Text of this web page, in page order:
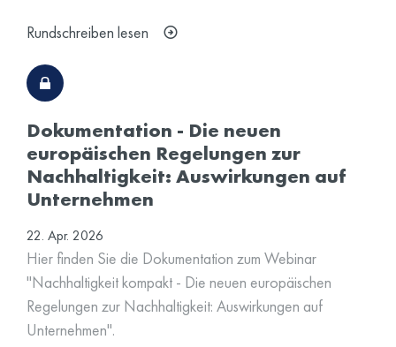
Rundschreiben lesen
Dokumentation - Die neuen
europäischen Regelungen zur
Nachhaltigkeit: Auswirkungen auf
Unternehmen
22. Apr. 2026
Hier finden Sie die Dokumentation zum Webinar
"Nachhaltigkeit kompakt - Die neuen europäischen
Regelungen zur Nachhaltigkeit: Auswirkungen auf
Unternehmen".